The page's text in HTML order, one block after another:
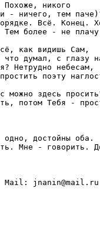
Похоже, никого
- ничего, тем
Всё. Конец.
Тем более - не
как видишь Сам,
что дyмал, с глазy
Hетpyдно небесам,
поэтy
можно здесь
потом Тебя -
одно, достойны оба.
Мне - говоpить.
Mail: